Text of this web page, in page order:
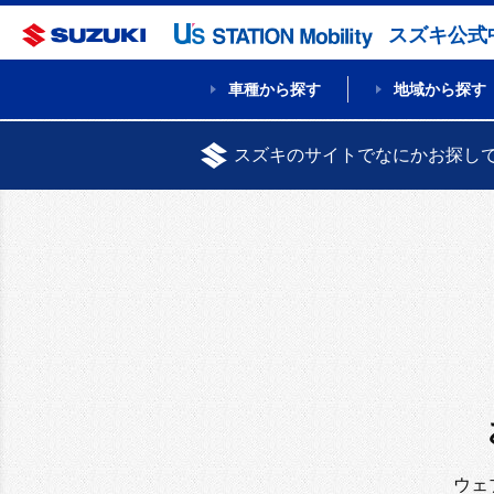
スズキ公式
車種から探す 地域から探す
スズキのサイトでなにかお探し
ウェ